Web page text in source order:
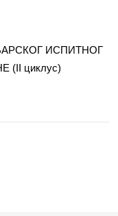
ИСПИТНОГ
(II циклус)